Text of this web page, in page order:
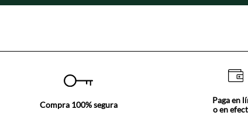
Compra 100% segura
Paga en
o en